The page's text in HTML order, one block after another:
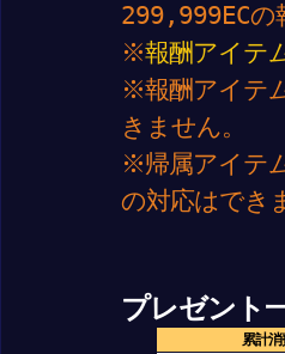
299,999ECの
※報酬アイテ
※報酬アイテ
きません。
※帰属アイテ
の対応はでき
プレゼント
累計消